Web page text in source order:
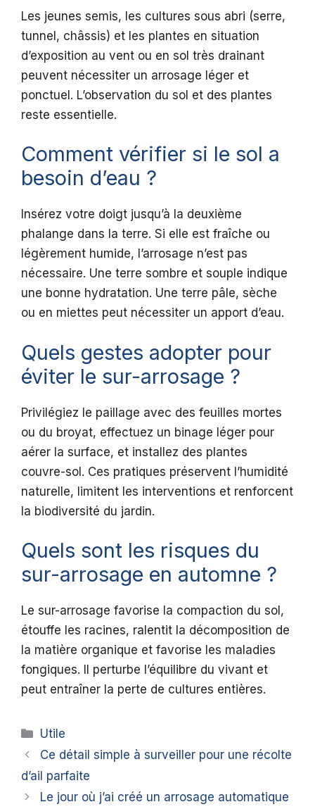
Les jeunes semis, les cultures sous abri (serre,
tunnel, châssis) et les plantes en situation
d’exposition au vent ou en sol très drainant
peuvent nécessiter un arrosage léger et
ponctuel. L’observation du sol et des plantes
reste essentielle.
Comment vérifier si le sol a
besoin d’eau ?
Insérez votre doigt jusqu’à la deuxième
phalange dans la terre. Si elle est fraîche ou
légèrement humide, l’arrosage n’est pas
nécessaire. Une terre sombre et souple indique
une bonne hydratation. Une terre pâle, sèche
ou en miettes peut nécessiter un apport d’eau.
Quels gestes adopter pour
éviter le sur-arrosage ?
Privilégiez le paillage avec des feuilles mortes
ou du broyat, effectuez un binage léger pour
aérer la surface, et installez des plantes
couvre-sol. Ces pratiques préservent l’humidité
naturelle, limitent les interventions et renforcent
la biodiversité du jardin.
Quels sont les risques du
sur-arrosage en automne ?
Le sur-arrosage favorise la compaction du sol,
étouffe les racines, ralentit la décomposition de
la matière organique et favorise les maladies
fongiques. Il perturbe l’équilibre du vivant et
peut entraîner la perte de cultures entières.
Catégories
Utile
Ce détail simple à surveiller pour une récolte
d’ail parfaite
Le jour où j’ai créé un arrosage automatique